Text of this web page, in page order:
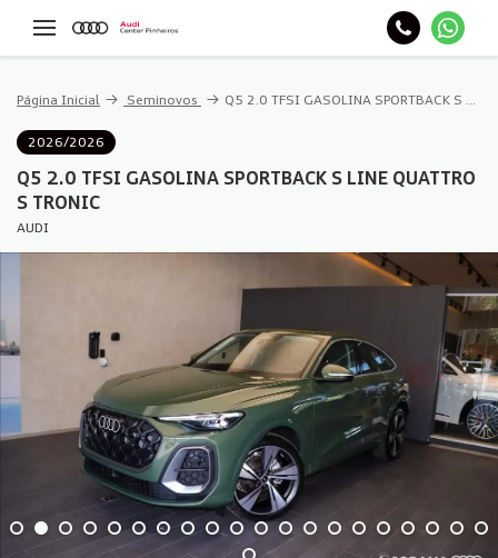
Página Inicial Seminovos Q5 2.0 TFSI GASOLINA SPORTBACK S LINE QUATTRO S TRONIC
2026/2026
Q5 2.0 TFSI GASOLINA SPORTBACK S LINE QUATTRO
S TRONIC
AUDI